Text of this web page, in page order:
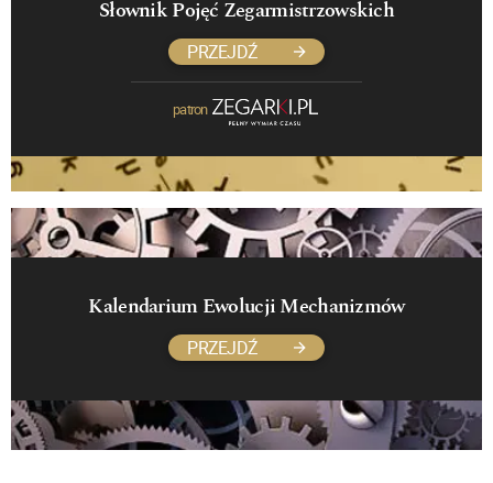
Słownik Pojęć Zegarmistrzowskich
PRZEJDŹ
patron
Kalendarium Ewolucji Mechanizmów
PRZEJDŹ